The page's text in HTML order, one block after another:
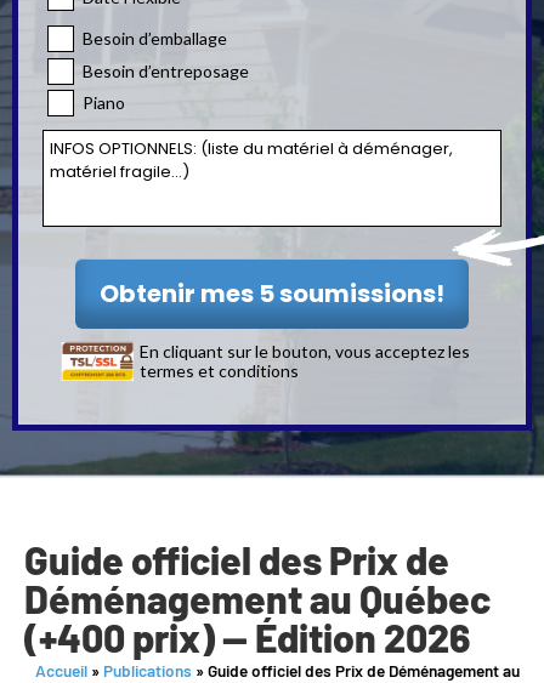
Besoin d’emballage
Besoin d’entreposage
Piano
En cliquant sur le bouton, vous acceptez les
termes et conditions
Guide officiel des Prix de
Déménagement au Québec
(+400 prix) — Édition 2026
Accueil » Publications »Guide officiel des Prix de Déménagement au